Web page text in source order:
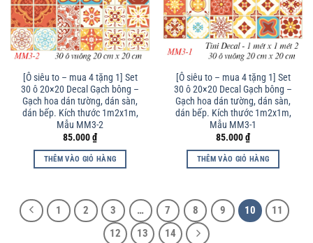
[Ô siêu to – mua 4 tặng 1] Set
30 ô 20×20 Decal Gạch bông –
Gạch hoa dán tường, dán sàn,
dán bếp. Kích thước 1m2x1m,
Mẫu MM3-2
85.000₫
THÊM VÀO GIỎ HÀNG
[Ô siêu to – mua 4 tặng 1] Set
30 ô 20×20 Decal Gạch bông –
Gạch hoa dán tường, dán sàn,
dán bếp. Kích thước 1m2x1m,
Mẫu MM3-1
85.000₫
THÊM VÀO GIỎ HÀNG
1 2 3 … 7 8 9 10
11
12
13 14